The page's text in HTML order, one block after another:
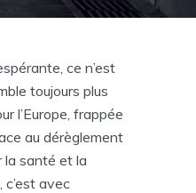
ce n’est
toujours plus
l’Europe, frappée
au dérèglement
la santé et la
avec